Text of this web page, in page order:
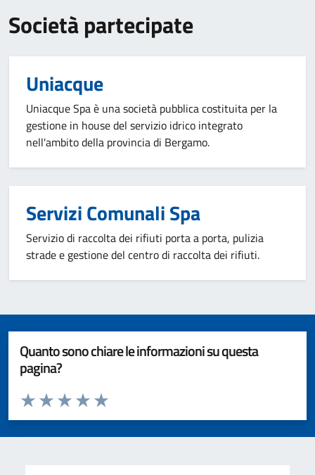
Società partecipate
Uniacque
Uniacque Spa è una società pubblica costituita per la
gestione in house del servizio idrico integrato
nell'ambito della provincia di Bergamo.
Servizi Comunali Spa
Servizio di raccolta dei rifiuti porta a porta, pulizia
strade e gestione del centro di raccolta dei rifiuti.
Quanto sono chiare le informazioni su questa
pagina?
Valuta da 1 a 5 stelle la pagina
Valuta 5 stelle su 5
Valuta 4 stelle su 5
Valuta 3 stelle su 5
Valuta 2 stelle su 5
Valuta 1 stelle su 5